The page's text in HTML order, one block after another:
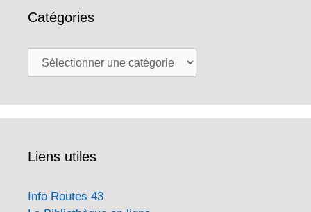
Catégories
Catégories
Liens utiles
Info Routes 43